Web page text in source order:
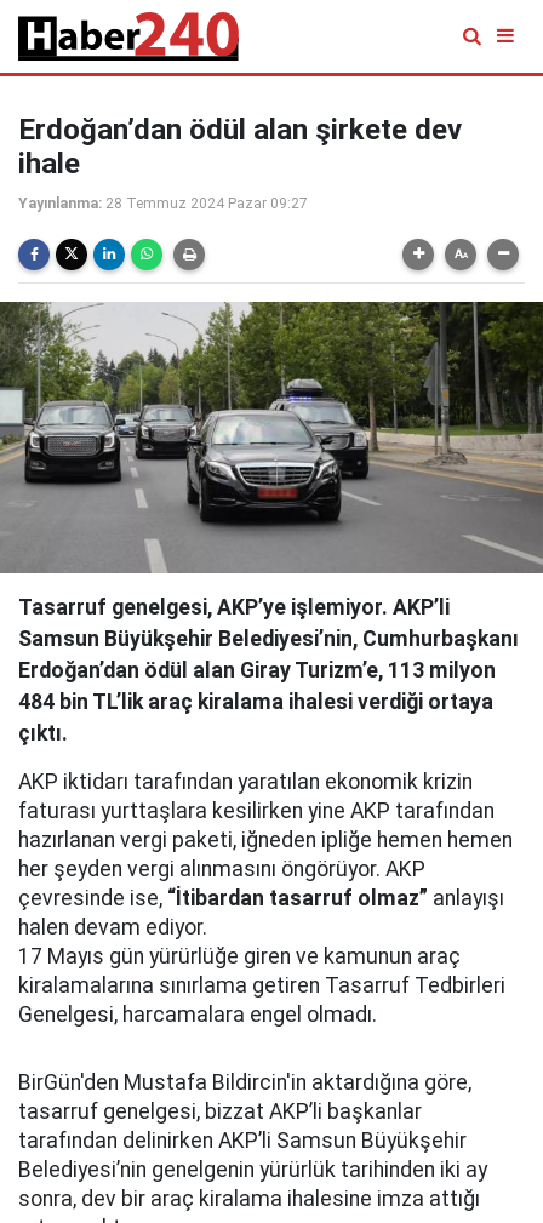
Erdoğan’dan ödül alan şirkete dev
ihale
Yayınlanma: 28 Temmuz 2024 Pazar 09:27
Tasarruf genelgesi, AKP’ye işlemiyor. AKP’li
Samsun Büyükşehir Belediyesi’nin, Cumhurbaşkanı
Erdoğan’dan ödül alan Giray Turizm’e, 113 milyon
484 bin TL’lik araç kiralama ihalesi verdiği ortaya
çıktı.
AKP iktidarı tarafından yaratılan ekonomik krizin
faturası yurttaşlara kesilirken yine AKP tarafından
hazırlanan vergi paketi, iğneden ipliğe hemen hemen
her şeyden vergi alınmasını öngörüyor. AKP
çevresinde ise, “İtibardan tasarruf olmaz” anlayışı
halen devam ediyor.
17 Mayıs gün yürürlüğe giren ve kamunun araç
kiralamalarına sınırlama getiren Tasarruf Tedbirleri
Genelgesi, harcamalara engel olmadı.
BirGün'den Mustafa Bildircin'in aktardığına göre,
tasarruf genelgesi, bizzat AKP’li başkanlar
tarafından delinirken AKP’li Samsun Büyükşehir
Belediyesi’nin genelgenin yürürlük tarihinden iki ay
sonra, dev bir araç kiralama ihalesine imza attığı